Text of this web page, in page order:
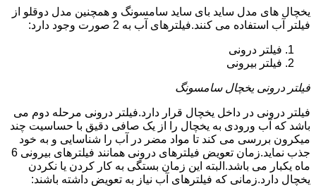
یخچال های مدل ساید بای ساید سامسونگ و همچنین مدل دوقلو از
فیلتر آب استفاده می کنند.فیلترهای آب به 2 صورت وجود دارد:
فیلتر درونی
فیلتر بیرونی
فیلتر درونی یخچال سامسونگ
فیلتر درونی در داخل یخچال قرار دارد.فیلتر درونی مرحله دوم می
باشد که آب ورودی به یخچال را از یک صافی دقیق با حساسیت چند
میکرون بررسی می کند تا مواد مضر در آب را شناسایی و به خود
جذب نماید.زمان تعویض فیلترهای درونی همانند فیلترهای بیرونی 6
ماه یکبار می باشد.البته این زمان بستگی به کار کردن یا نکردن
یخچال دارد.زمانی که فیلترهای آب نیاز به تعویض داشته باشند: